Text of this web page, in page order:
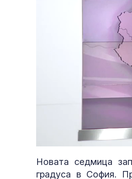
Unmute
Новата седмица
градуса в София.